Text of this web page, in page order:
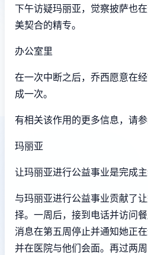
下午访疑玛丽亚，觉察披萨也
美契合的精专。
办公室里
在一次中断之后，乔西愿意在
成一次。
有相关该作用的更多信息，请参
玛丽亚
让玛丽亚进行公益事业是完成主
与玛丽亚进行公益事业贡献了
择。一周后，接到电话并访问
消息在第五周停止并通知她正
并在医院与他们会面。再过两